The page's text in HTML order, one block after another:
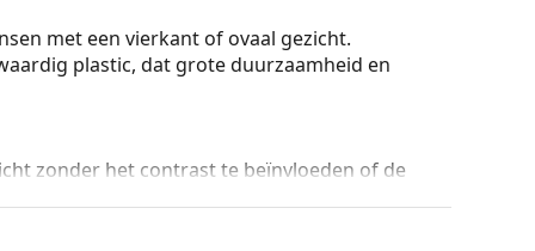
met een vierkant of ovaal gezicht.
plastic, dat grote duurzaamheid en
zonder het contrast te beïnvloeden of de